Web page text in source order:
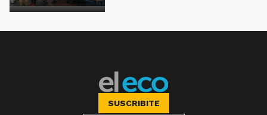
SUSCRIBITE